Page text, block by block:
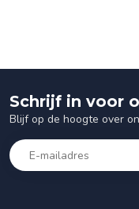
Schrijf in voor
Blijf op de hoogte over